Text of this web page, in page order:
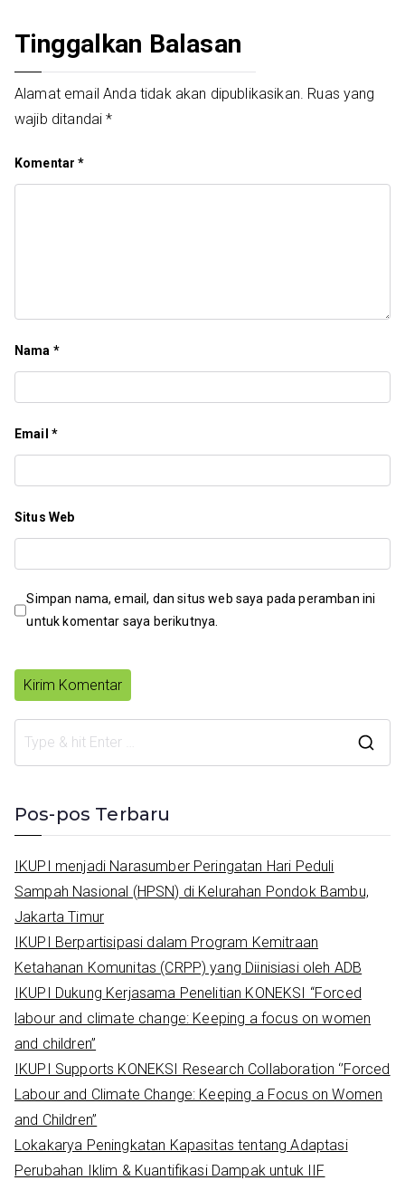
Tinggalkan Balasan
Alamat email Anda tidak akan dipublikasikan. Ruas yang
wajib ditandai*
Komentar*
Nama *
Email *
Situs Web
Simpan nama, email, dan situs web saya pada peramban ini
untuk komentar saya berikutnya.
Pos-pos Terbaru
IKUPI menjadi Narasumber Peringatan Hari Peduli
Sampah Nasional (HPSN) di Kelurahan Pondok Bambu,
Jakarta Timur
IKUPI Berpartisipasi dalam Program Kemitraan
Ketahanan Komunitas (CRPP) yang Diinisiasi oleh ADB
IKUPI Dukung Kerjasama Penelitian KONEKSI “Forced
labour and climate change: Keeping a focus on women
and children”
IKUPI Supports KONEKSI Research Collaboration ‘’Forced
Labour and Climate Change: Keeping a Focus on Women
and Children’’
Lokakarya Peningkatan Kapasitas tentang Adaptasi
Perubahan Iklim & Kuantifikasi Dampak untuk IIF